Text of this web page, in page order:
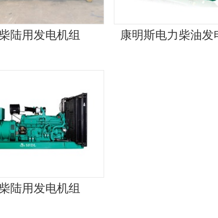
陆用发电机组 康明斯电力柴油发
陆用发电机组